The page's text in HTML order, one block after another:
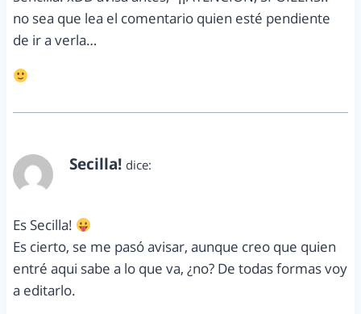
no sea que lea el comentario quien esté pendiente
de ir a verla…
Secilla! dice:
Es Secilla!
Es cierto, se me pasó avisar, aunque creo que quien
entré aqui sabe a lo que va, ¿no? De todas formas voy
a editarlo.